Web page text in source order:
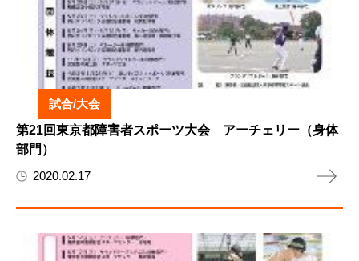
試合/大会
第21回東京都障害者スポーツ大会 アーチェリー（身体
部門）
2020.02.17